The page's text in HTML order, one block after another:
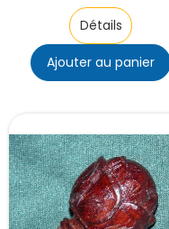
Détails
Ajouter au panier